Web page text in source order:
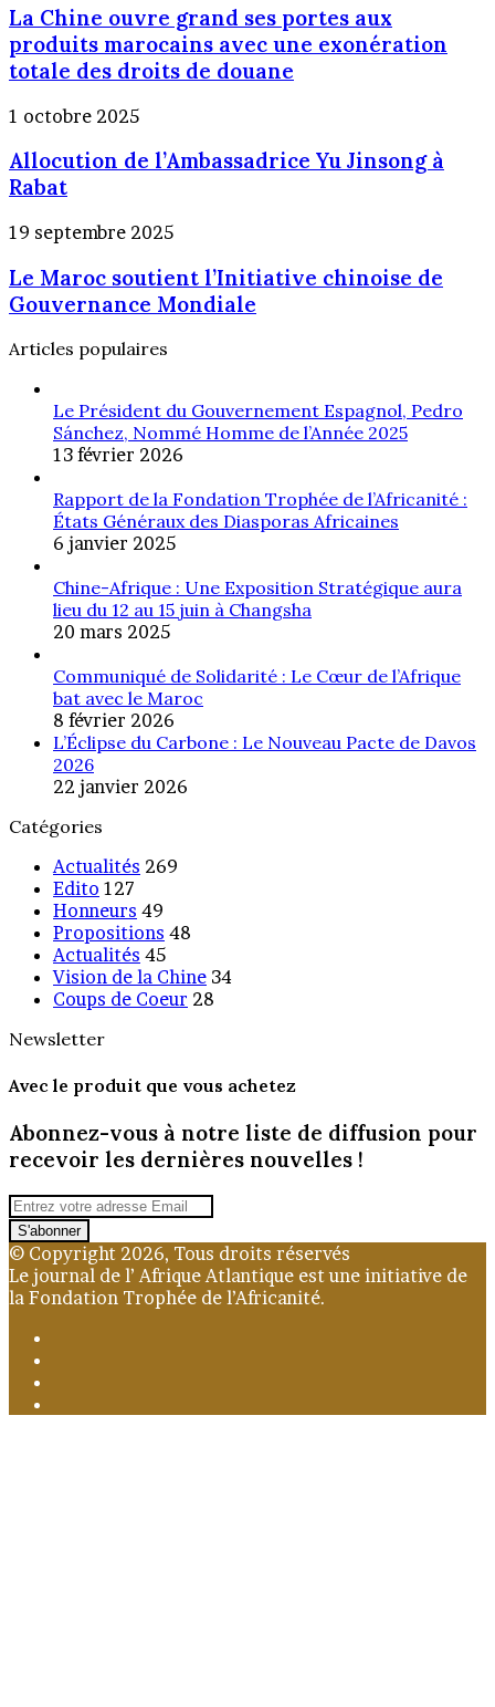
monde
sans
tirer
un
de
?
ouvre
grand
ses
portes
aux
produits
marocains
avec
une
totale
droits
de
La Chine ouvre grand ses portes aux
produits marocains avec une exonération
totale des droits de douane
Allocution
l’Ambassadrice
Yu
Jinsong
à
Rabat
1 octobre 2025
Allocution de l’Ambassadrice Yu Jinsong à
Rabat
Le
soutient
l’Initiative
chinoise
de
Gouvernance
Mondiale
19 septembre 2025
Le Maroc soutient l’Initiative chinoise de
Gouvernance Mondiale
Articles populaires
Le Président du Gouvernement Espagnol, Pedro
Sánchez, Nommé Homme de l’Année 2025
13 février 2026
Rapport de la Fondation Trophée de l’Africanité :
États Généraux des Diasporas Africaines
6 janvier 2025
Chine-Afrique : Une Exposition Stratégique aura
lieu du 12 au 15 juin à Changsha
20 mars 2025
Communiqué de Solidarité : Le Cœur de l’Afrique
bat avec le Maroc
8 février 2026
L’Éclipse du Carbone : Le Nouveau Pacte de Davos
2026
22 janvier 2026
Catégories
Actualités 269
Edito 127
Honneurs 49
Propositions 48
Actualités 45
Vision de la Chine 34
Coups de Coeur 28
Newsletter
Avec le produit que vous achetez
Abonnez-vous à notre liste de diffusion pour
recevoir les dernières nouvelles !
Entrez
votre
adresse
Email
© Copyright 2026, Tous droits réservés
Le journal de l’ Afrique Atlantique est une initiative de
la Fondation Trophée de l’Africanité.